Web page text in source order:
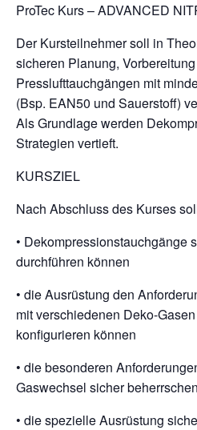
ProTec Kurs – ADVANCED
Der Kursteilnehmer soll in
sicheren Planung,
Presslufttauchgängen mit
(Bsp. EAN50 und Sauerstoff)
Als Grundlage werden
Strategien vertieft.
KURSZIEL
Nach Abschluss des Kurses
• Dekompressionstauchgänge
durchführen können
• die Ausrüstung den
mit verschiedenen Deko-
konfigurieren können
• die besonderen
Gaswechsel sicher
• die spezielle Ausrüstung